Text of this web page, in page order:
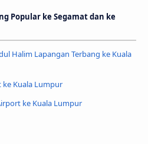
Popular ke Segamat dan ke
Halim Lapangan Terbang ke Kuala
ke Kuala Lumpur
ke Kuala Lumpur